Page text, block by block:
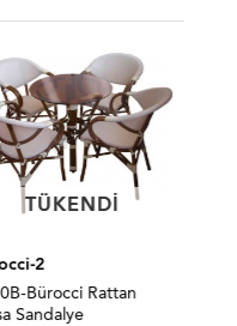
TÜKENDI
TÜKENDI
2
Bürocci Rattan
Sandalye